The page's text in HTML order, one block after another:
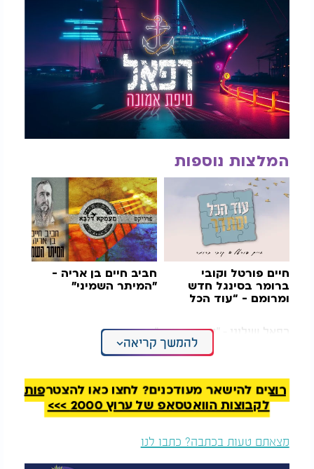
המלצות נוספות
חיים פורטל וקובי
ברומר בסינגל חדש
ומרומם - “עוד הכל
חביב חיים בן אריה -
"המיתר השמיני"
רפאל שילוני - "טיפת אמונה"
להמשך קריאה
רוצים להישאר מעודכנים? לחצו כאן להצטרפות
לקבוצות הוואטסאפ של ערוץ 2000 >>>
מצאתם טעות בכתבה? כתבו לנו